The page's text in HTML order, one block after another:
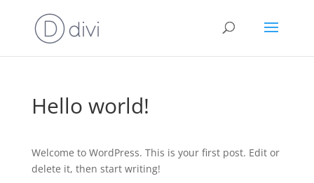
Hello world!
Welcome to WordPress. This is your first post. Edit or
delete it, then start writing!